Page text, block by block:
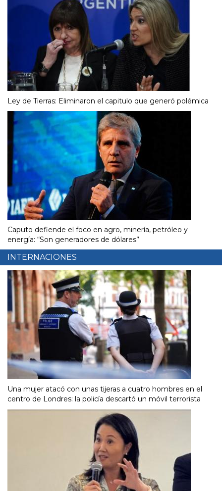
Ley de Tierras: Eliminaron el capitulo que generó polémica
Caputo defiende el foco en agro, minería, petróleo y
energía: “Son generadores de dólares”
INTERNACIONES
Una mujer atacó con unas tijeras a cuatro hombres en el
centro de Londres: la policía descartó un móvil terrorista